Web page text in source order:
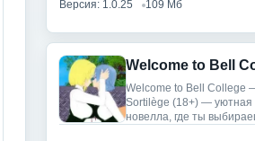
Версия: 1.0.25 109 Мб
Welcome to Bell College
Sortilège (18+) — уютная
новелла, где ты